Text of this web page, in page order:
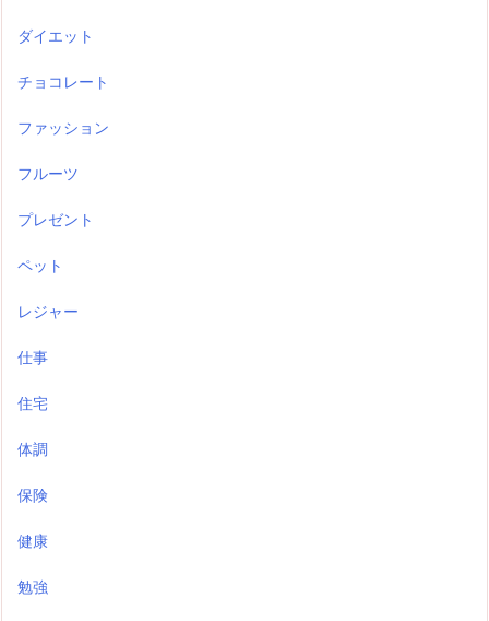
ダイエット
チョコレート
ファッション
フルーツ
プレゼント
ペット
レジャー
仕事
住宅
体調
保険
健康
勉強